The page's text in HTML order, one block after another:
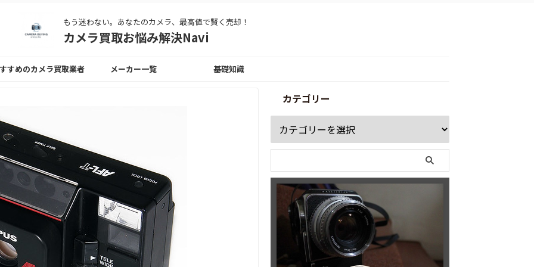
もう迷わない。あなたのカメラ、最高値で賢く売却！
カメラ買取お悩み解決Navi
すめのカメラ買取業者 メーカー一覧 基礎知識
カテゴリー